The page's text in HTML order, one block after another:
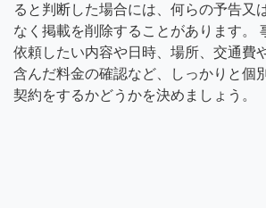
ると判断した場合には、何らの予告又
なく掲載を削除することがあります。
依頼したい内容や日時、場所、交通費
含んだ料金の確認など、しっかりと個
契約をするかどうかを決めましょう。